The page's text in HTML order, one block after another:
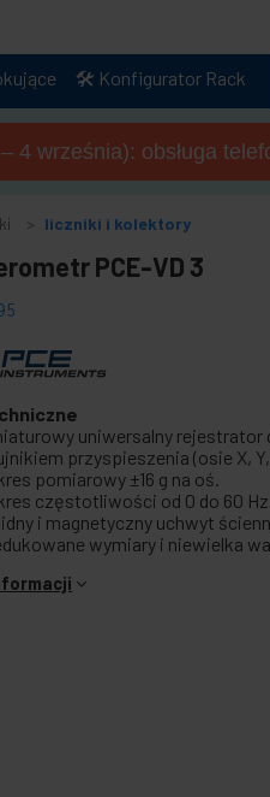
🛠️ Konfigurator Rack
4 września): obsługa
liczniki i kolektory
PCE-VD 3
uniwersalny
przyspieszenia (osie X,
pomiarowy ±16 g na oś.
częstotliwości od 0 do 60
i magnetyczny uchwyt
wymiary i niewielka